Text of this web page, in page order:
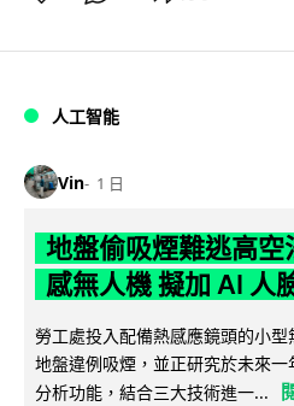
人工智能
Vin 1 日
地盤偷吸煙難逃高
感無人機 擬加 AI 人
勞工處投入配備熱感應鏡頭的小
地盤違例吸煙，並正研究於未來
分析功能，結合三大技術進一...